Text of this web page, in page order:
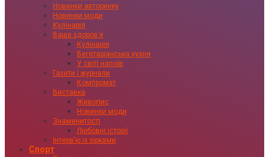
Новинки авторинку
Новинки моди
Кулінарія
Ваше здоровʼя
Кулінарія
Вегетаріанська кухня
У світі напоїв
Газети і журнали
Компромат
Виставка
Живопис
Новинки моди
Знаменитості
Любовні історії
Інтервʼю із зірками
Спорт